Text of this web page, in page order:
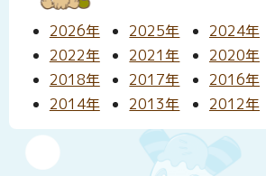
2026年 2025年 2024年
2022年
2021年 2020年
2018年
2017年 2016年
2014年
2013年 2012年